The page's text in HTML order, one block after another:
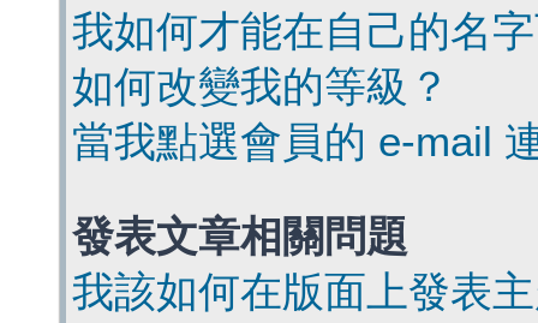
我如何才能在自己的名
如何改變我的等級？
當我點選會員的 e-mail
發表文章相關問題
我該如何在版面上發表